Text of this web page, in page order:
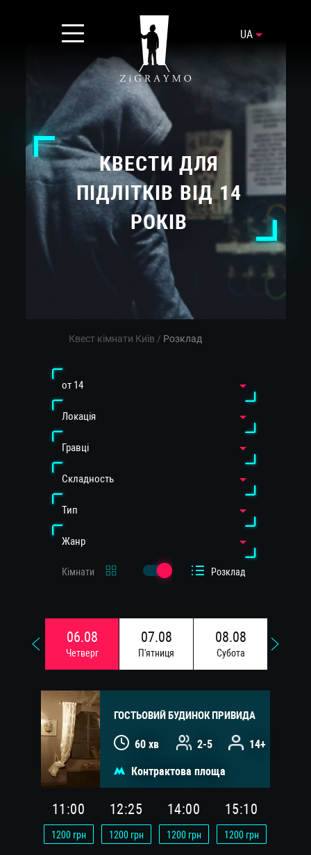
UA
КВЕСТИ ДЛЯ
ПІДЛІТКІВ ВІД 14
РОКІВ
Квест кімнати Київ / Розклад
от 14
Локація
Гравці
Cкладность
Тип
Жанр
Кімнати Розклад
06.08
Четверг
07.08
П'ятниця
08.08
Субота
ГОСТЬОВИЙ БУДИНОК ПРИВИДА
60 хв 2-5 14+
Контрактова площа
11:00
1200грн
12:25
1200грн
14:00
1200грн
15:10
1200грн